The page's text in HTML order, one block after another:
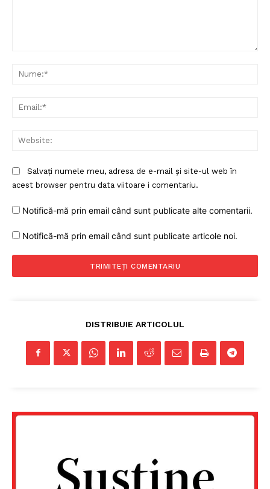
Salvați numele meu, adresa de e-mail și site-ul web în
acest browser pentru data viitoare i comentariu.
Notifică-mă prin email când sunt publicate alte comentarii.
Notifică-mă prin email când sunt publicate articole noi.
DISTRIBUIE ARTICOLUL